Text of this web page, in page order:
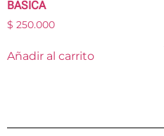
BASICA
$ 250.000
Añadir al carrito